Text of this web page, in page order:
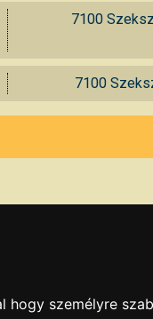
7100
7100
hogy személyre